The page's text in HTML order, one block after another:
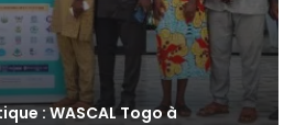
: WASCAL Togo à